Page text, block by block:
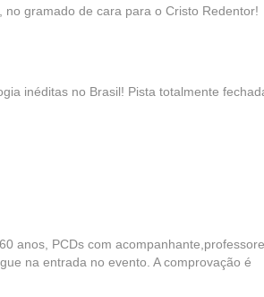
gramado de cara para o Cristo Redentor!
inéditas no Brasil! Pista totalmente
anos, PCDs com
na entrada no evento. A comprovação é